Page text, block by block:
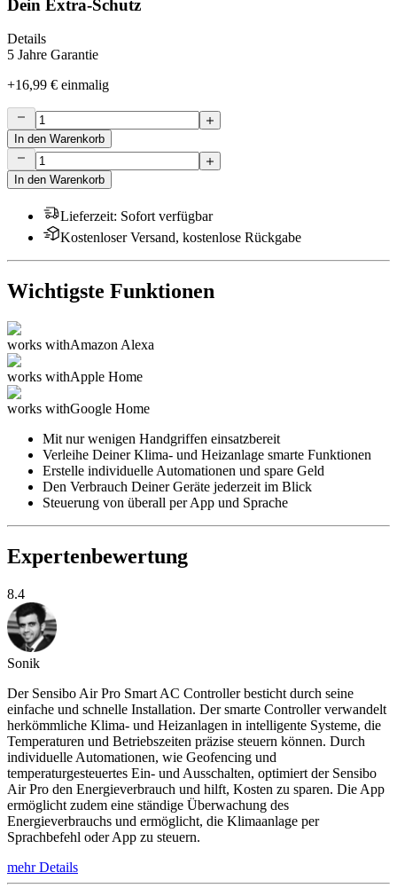
Dein Extra-Schutz
Details
5 Jahre Garantie
+16,99 € einmalig
In den Warenkorb
In den Warenkorb
Lieferzeit: Sofort verfügbar
Kostenloser Versand, kostenlose Rückgabe
Wichtigste Funktionen
works withAmazon Alexa
works withApple Home
works withGoogle Home
Mit nur wenigen Handgriffen einsatzbereit
Verleihe Deiner Klima- und Heizanlage smarte Funktionen
Erstelle individuelle Automationen und spare Geld
Den Verbrauch Deiner Geräte jederzeit im Blick
Steuerung von überall per App und Sprache
Expertenbewertung
8.4
Sonik
Der Sensibo Air Pro Smart AC Controller besticht durch seine
einfache und schnelle Installation. Der smarte Controller verwandelt
herkömmliche Klima- und Heizanlagen in intelligente Systeme, die
Temperaturen und Betriebszeiten präzise steuern können. Durch
individuelle Automationen, wie Geofencing und
temperaturgesteuertes Ein- und Ausschalten, optimiert der Sensibo
Air Pro den Energieverbrauch und hilft, Kosten zu sparen. Die App
ermöglicht zudem eine ständige Überwachung des
Energieverbrauchs und ermöglicht, die Klimaanlage per
Sprachbefehl oder App zu steuern.
mehr Details